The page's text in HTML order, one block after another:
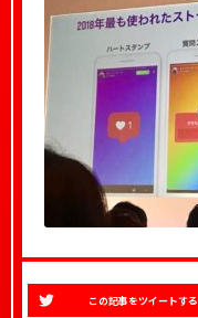
この記事をツイートする